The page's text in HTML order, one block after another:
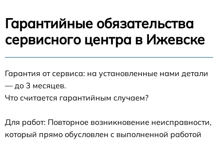
Гарантийные обязательства
сервисного центра в Ижевске
Гарантия от сервиса: на установленные нами детали
— до 3 месяцев.
Что считается гарантийным случаем?
Для работ: Повторное возникновение неисправности,
который прямо обусловлен с выполненной работой